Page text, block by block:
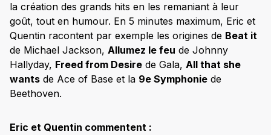
la création des grands hits en les remaniant à leur
goût, tout en humour. En 5 minutes maximum, Eric et
Quentin racontent par exemple les origines de Beat it
de Michael Jackson, Allumez le feu de Johnny
Hallyday, Freed from Desire de Gala, All that she
wants de Ace of Base et la 9e Symphonie de
Beethoven.
Eric et Quentin commentent :